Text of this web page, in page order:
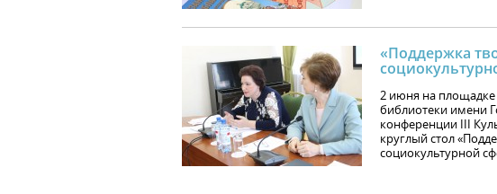
«Поддержка
2 июня на площадке
библиотеки имени
конференции III
круглый стол
социокультурной